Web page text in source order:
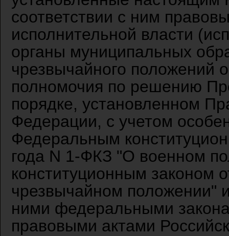
соответствии с ним
исполнительной власти
органы муниципальных
чрезвычайного положений
полномочия по решению
порядке, установленном
Федерации, с учетом
Федеральным
года N 1-ФКЗ "О военном
конституционным законом
чрезвычайном положении"
ними федеральными
правовыми актами